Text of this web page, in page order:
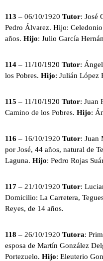
113 – 06/10/1920 Tutor: José
Pedro Álvarez. Hijo:
años. Hijo: Julio García
114 – 11/10/1920 Tutor:
los Pobres. Hijo: Julián López
115 – 11/10/1920 Tutor: Juan
Camino de los Pobres. Hijo:
116 – 16/10/1920 Tutor: Juan
por José, 44 años, natural de
Laguna. Hijo: Pedro Rojas
117 – 21/10/1920 Tutor:
Domicilio: La Carretera,
Reyes, de 14 años.
118 – 26/10/1920 Tutora:
esposa de Martín González
Portezuelo. Hijo: Eleuterio